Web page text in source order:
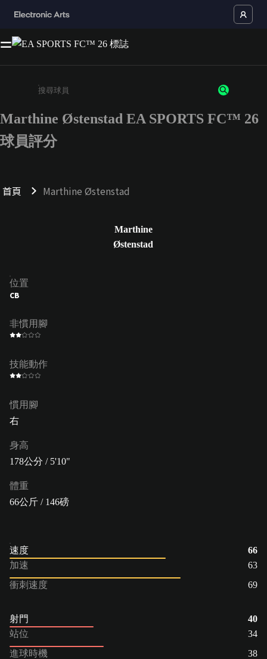
請輸入至少 3 個字元或數字
Marthine Østenstad EA SPORTS FC™ 26
球員評分
首頁 Marthine Østenstad
Marthine
Østenstad
位置
CB
非慣用腳
技能動作
慣用腳
右
身高
178公分 / 5'10"
體重
66公斤 / 146磅
速度
66
加速
63
衝刺速度
69
射門
40
站位
34
進球時機
38